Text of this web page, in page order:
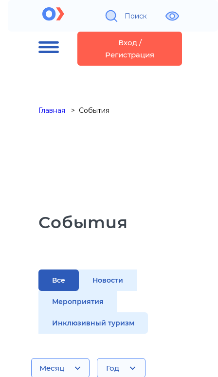
Поиск
Вход /
Регистрация
Главная События
События
Все Новости
Мероприятия
Инклюзивный туризм
Месяц Год